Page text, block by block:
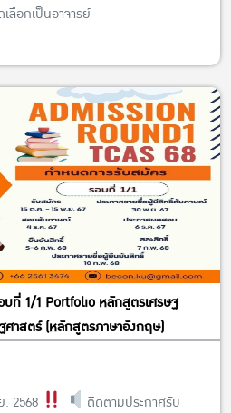
ลือกเป็นอาจารย์
บที่ 1/1 Portfolio หลักสูตรเศรษฐ
าสตร์ (หลักสูตรภาษาอังกฤษ)
2568
ติดตามประกาศรับ